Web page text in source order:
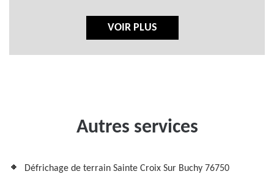
VOIR PLUS
Autres services
Défrichage de terrain Sainte Croix Sur Buchy 76750